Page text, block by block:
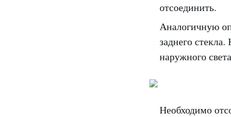
отсоединить.
Аналогичную
заднего
наружного
Необходимо